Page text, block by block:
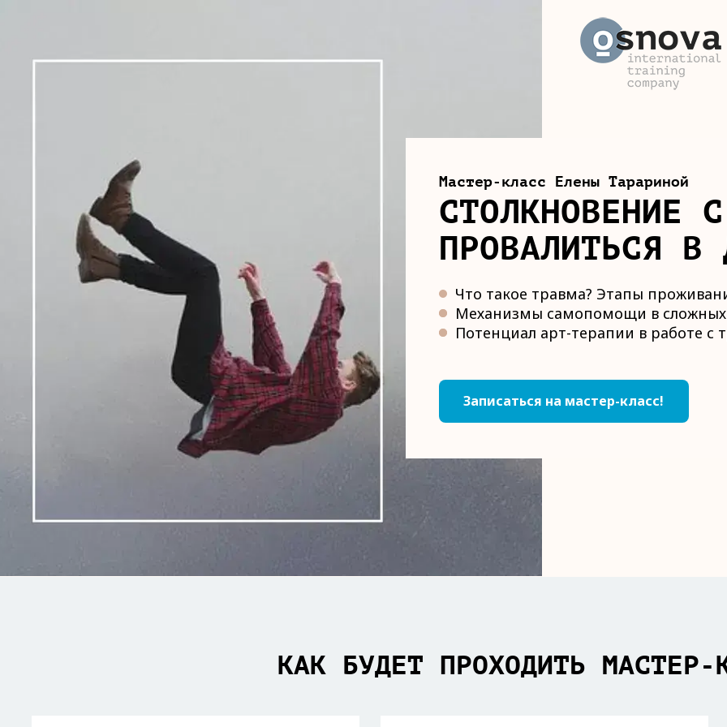
Мастер-класс Елены Тарариной
СТОЛКНОВЕНИЕ
ПРОВАЛИТЬСЯ В
Что такое травма? Этапы
Механизмы самопомощи в сложных
Потенциал арт-терапии в работе
Записаться на мастер-класс!
КАК БУДЕТ ПРОХОДИТЬ МАСТЕР-